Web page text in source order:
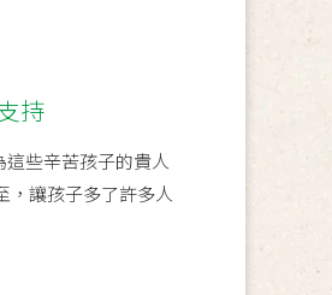
持
些辛苦孩子的貴人
，讓孩子多了許多人